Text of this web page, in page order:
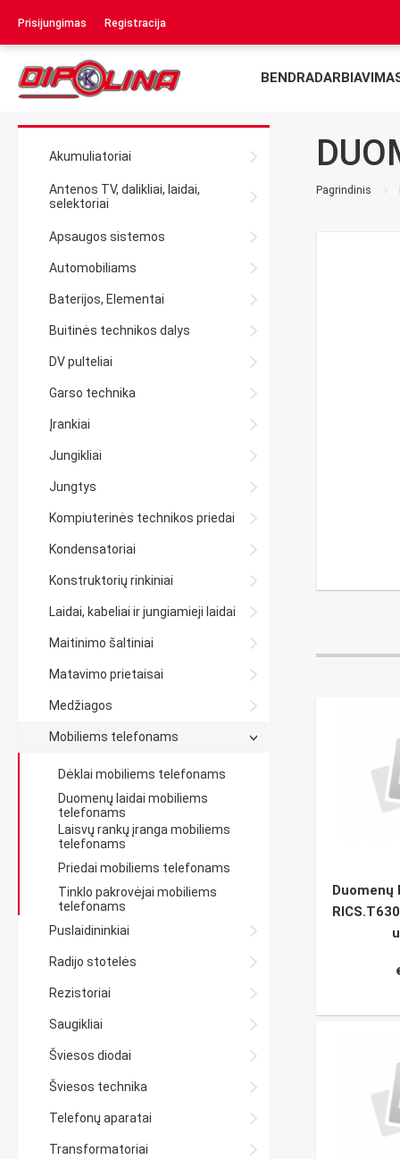
Prisijungimas Registracija
Akumuliatoriai
Antenos TV, dalikliai, laidai,
selektoriai
Apsaugos sistemos
Automobiliams
Baterijos, Elementai
Buitinės technikos dalys
DV pulteliai
Garso technika
Įrankiai
Jungikliai
Jungtys
Kompiuterinės technikos priedai
Kondensatoriai
Konstruktorių rinkiniai
Laidai, kabeliai ir jungiamieji laidai
Maitinimo šaltiniai
Matavimo prietaisai
Medžiagos
Mobiliems telefonams
Dėklai mobiliems telefonams
Duomenų laidai mobiliems
telefonams
Laisvų rankų įranga mobiliems
telefonams
Priedai mobiliems telefonams
Tinklo pakrovėjai mobiliems
telefonams
Puslaidininkiai
Radijo stotelės
Rezistoriai
Saugikliai
Šviesos diodai
Šviesos technika
Telefonų aparatai
Transformatoriai
Pagrindinis
Duomenų